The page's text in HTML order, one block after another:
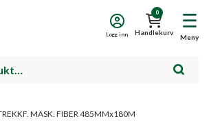
Meny
0
Handlekurv
Logg inn
MASK. FIBER 485MMx180M